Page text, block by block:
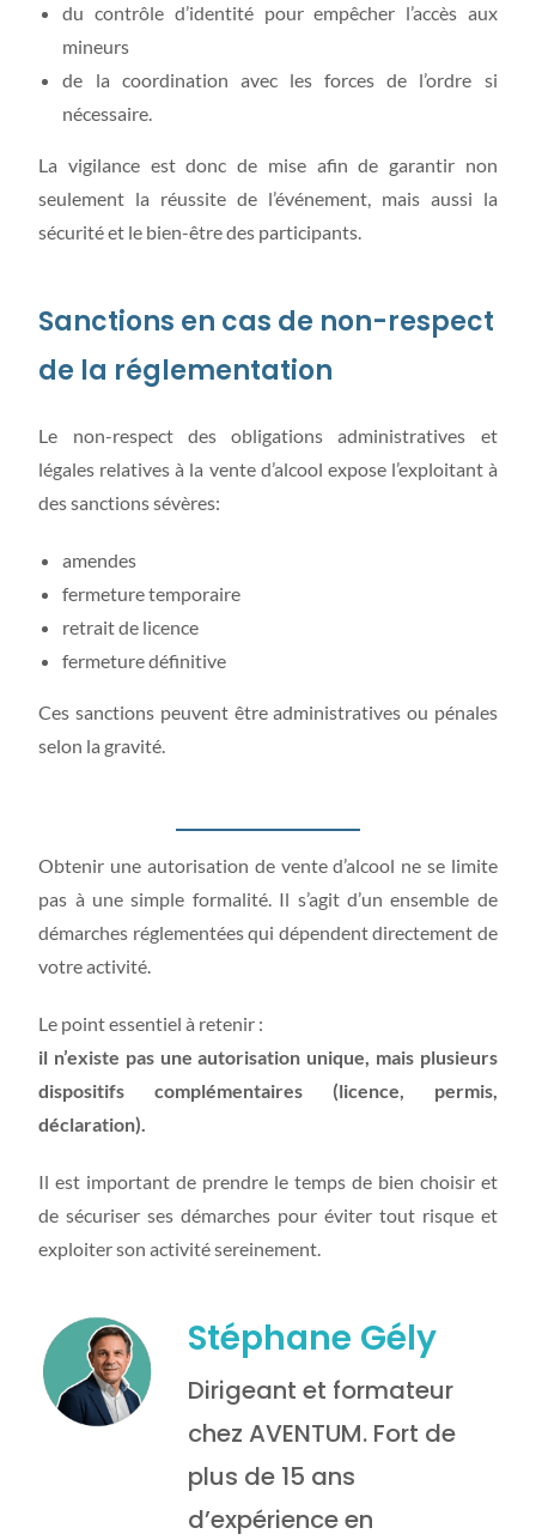
du contrôle d’identité pour empêcher l’accès aux
mineurs
de la coordination avec les forces de l’ordre si
nécessaire.
La vigilance est donc de mise afin de garantir non
seulement la réussite de l’événement, mais aussi la
sécurité et le bien-être des participants.
Sanctions en cas de non-respect
de la réglementation
Le non-respect des obligations administratives et
légales relatives à la vente d’alcool expose l’exploitant à
des sanctions sévères:
amendes
fermeture temporaire
retrait de licence
fermeture définitive
Ces sanctions peuvent être administratives ou pénales
selon la gravité.
Obtenir une autorisation de vente d’alcool ne se limite
pas à une simple formalité. Il s’agit d’un ensemble de
démarches réglementées qui dépendent directement de
votre activité.
Le point essentiel à retenir :
il n’existe pas une autorisation unique, mais plusieurs
dispositifs complémentaires (licence, permis,
déclaration).
Il est important de prendre le temps de bien choisir et
de sécuriser ses démarches pour éviter tout risque et
exploiter son activité sereinement.
Stéphane Gély
Dirigeant et formateur
chez AVENTUM. Fort de
plus de 15 ans
d’expérience en